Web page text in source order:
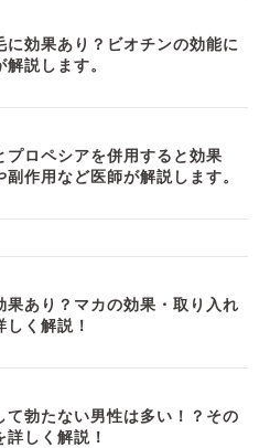
に効果あり？ビオチンの効能に
説します。
プロペシアを併用すると効果
作用など医師が解説します。
果あり？マカの効果・取り入れ
く解説！
て勃たない男性は多い！？その
しく解説！